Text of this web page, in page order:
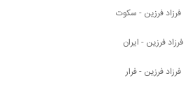
فرزاد فرزین - سکوت
فرزاد فرزین - ایران
فرزاد فرزین - فرار